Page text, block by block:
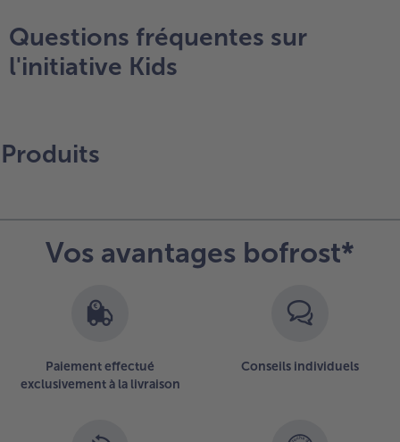
Questions fréquentes sur
l'initiative Kids
Produits
Vos avantages bofrost*
Paiement effectué
exclusivement à la livraison
Conseils individuels